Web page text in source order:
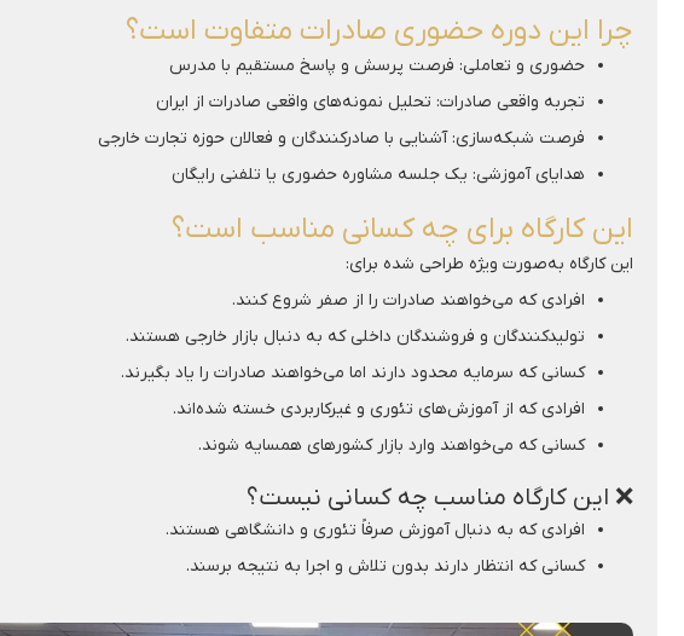
چرا این دوره حضوری صادرات متفاوت است؟
حضوری و تعاملی: فرصت پرسش و پاسخ مستقیم با مدرس
تجربه واقعی صادرات: تحلیل نمونه‌های واقعی صادرات از ایران
فرصت شبکه‌سازی: آشنایی با صادرکنندگان و فعالان حوزه تجارت خارجی
هدایای آموزشی: یک جلسه مشاوره حضوری یا تلفنی رایگان
این کارگاه برای چه کسانی مناسب است؟
این کارگاه به‌صورت ویژه طراحی شده برای:
افرادی که می‌خواهند صادرات را از صفر شروع کنند.
تولیدکنندگان و فروشندگان داخلی که به دنبال بازار خارجی هستند.
کسانی که سرمایه محدود دارند اما می‌خواهند صادرات را یاد بگیرند.
افرادی که از آموزش‌های تئوری و غیرکاربردی خسته شده‌اند.
کسانی که می‌خواهند وارد بازار کشورهای همسایه شوند.
❌ این کارگاه مناسب چه کسانی نیست؟
افرادی که به دنبال آموزش صرفاً تئوری و دانشگاهی هستند.
کسانی که انتظار دارند بدون تلاش و اجرا به نتیجه برسند.